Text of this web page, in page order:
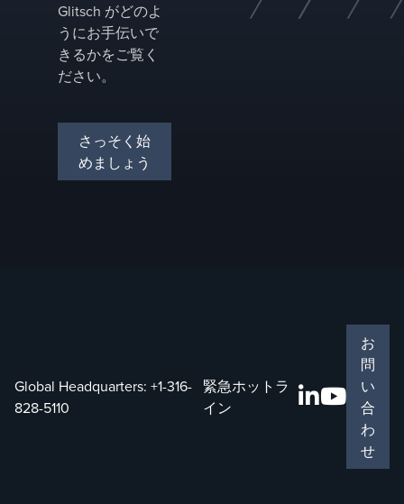
Glitsch がどのよ
うにお手伝いで
きるかをご覧く
ださい。
さっそく始
めましょう
Global Headquarters: +1-316-
828-5110
緊急ホットラ
イン
お
問
い
合
わ
せ